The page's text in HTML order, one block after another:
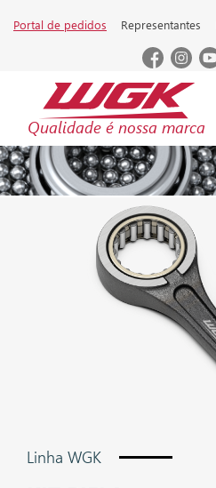
Portal de pedidos Representantes
Qualidade é nossa marca
Linha WGK